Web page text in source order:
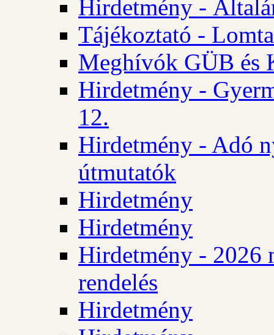
Hirdetmény -
Tájékoztató -
Meghívók GÜB és
Hirdetmény -
12.
Hirdetmény - Adó
útmutatók
Hirdetmény
Hirdetmény
Hirdetmény - 2026
rendelés
Hirdetmény